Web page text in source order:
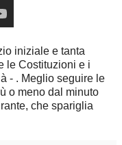
iniziale e tanta
le Costituzioni e i
- . Meglio seguire le
o meno dal minuto
che spariglia